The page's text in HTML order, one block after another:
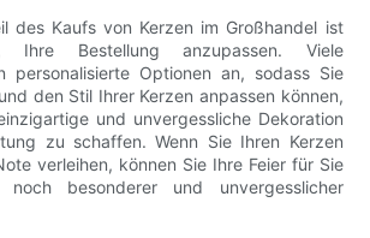
des Kaufs von Kerzen im Großhandel ist
Ihre Bestellung anzupassen. Viele
personalisierte Optionen an, sodass Sie
den Stil Ihrer Kerzen anpassen können,
und unvergessliche Dekoration
zu schaffen. Wenn Sie Ihren Kerzen
verleihen, können Sie Ihre Feier für Sie
besonderer und unvergesslicher